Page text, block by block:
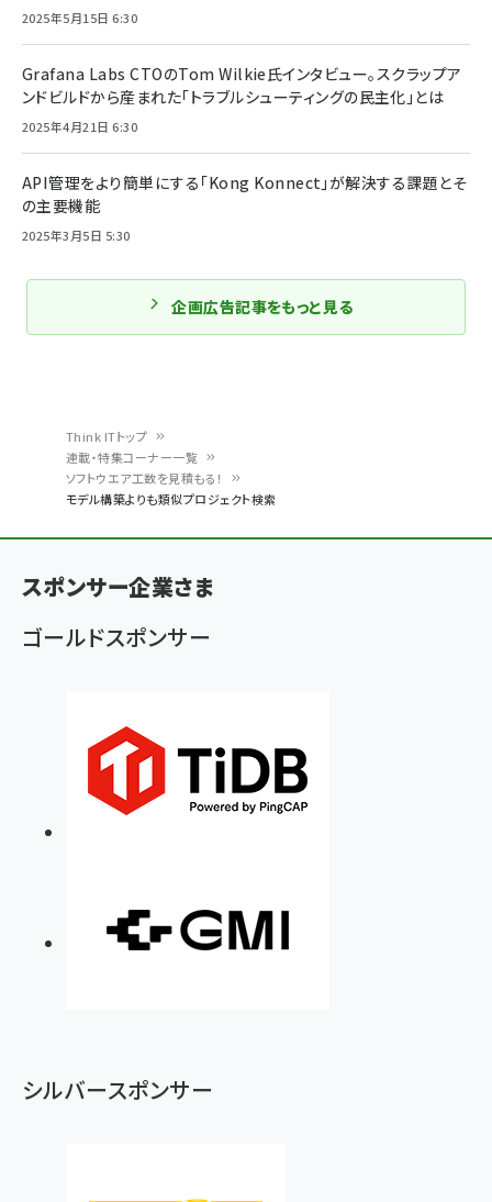
く
ず
Think ITトップ
連載・特集コーナー一覧
ソフトウエア工数を見積もる！
モデル構築よりも類似プロジェクト検索
2025年5月15日 6:30
Grafana Labs CTOのTom Wilkie氏インタビュー。スクラップア
ンドビルドから産まれた「トラブルシューティングの民主化」とは
2025年4月21日 6:30
API管理をより簡単にする「Kong Konnect」が解決する課題とそ
の主要機能
2025年3月5日 5:30
企画広告記事をもっと見る
スポンサー企業さま
ゴールドスポンサー
シルバースポンサー